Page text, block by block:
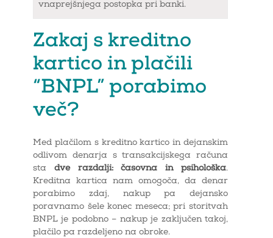
vnaprejšnjega postopka pri banki.
Zakaj s kreditno
kartico in plačili
“BNPL” porabimo
več?
Med plačilom s kreditno kartico in dejanskim
odlivom denarja s transakcijskega računa
sta dve razdalji: časovna in psihološka.
Kreditna kartica nam omogoča, da denar
porabimo zdaj, nakup pa dejansko
poravnamo šele konec meseca; pri storitvah
BNPL je podobno – nakup je zaključen takoj,
plačilo pa razdeljeno na obroke.